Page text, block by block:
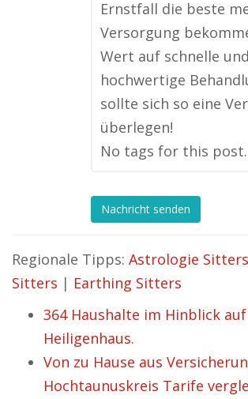
Ernstfall die beste
Versorgung
Wert auf schnelle und
hochwertige
sollte sich so eine
überlegen!
No tags for this post.
Nachricht senden
Regionale Tipps: Astrologie Sitters
Sitters | Earthing Sitters
364 Haushalte im Hinblick
Heiligenhaus.
Von zu Hause aus
Hochtaunuskreis Tarife